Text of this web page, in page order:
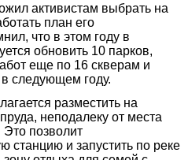
активистам выбрать на
план его
что в этом году в
обновить 10 парков,
еще по 16 скверам и
следующем году.
разместить на
неподалеку от места
Это позволит
станцию и запустить по реке